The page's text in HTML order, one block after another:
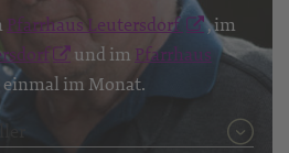
Pfarrhaus Leutersdorf
, im
und im Pfarrhaus
einmal im Monat.